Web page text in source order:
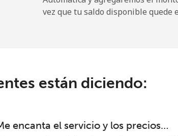
71 min por ⁦€10⁩
vez que tu saldo disponible quede
están diciendo:
encanta el servicio y los precios…